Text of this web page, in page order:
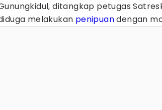
ditangkap petugas
melakukan penipuandengan